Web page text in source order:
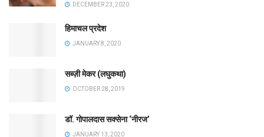
DECEMBER 23, 2020
हिमाचल प्रदेश
JANUARY 8, 2020
सब्ज़ी मेकर (लघुकथा)
OCTOBER 28, 2019
डॉ. गोपालदास सक्सेना ‘नीरज’
JANUARY 13, 2020